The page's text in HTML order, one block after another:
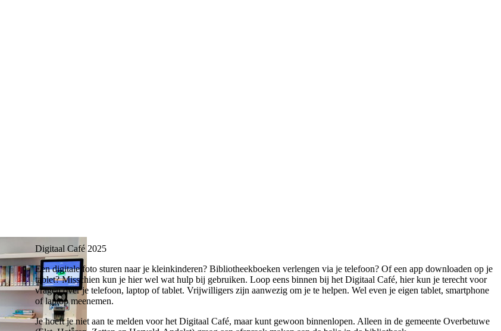
Digitaal Café 2025
Een digitale foto sturen naar je kleinkinderen? Bibliotheekboeken verlengen via je telefoon? Of een app downloaden op je
tablet? Misschien kun je hier wel wat hulp bij gebruiken. Loop eens binnen bij het Digitaal Café, hier kun je terecht voor
vragen over je telefoon, laptop of tablet. Vrijwilligers zijn aanwezig om je te helpen. Wel even je eigen tablet, smartphone
of laptop meenemen.
Je hoeft je niet aan te melden voor het Digitaal Café, maar kunt gewoon binnenlopen. Alleen in de gemeente Overbetuwe